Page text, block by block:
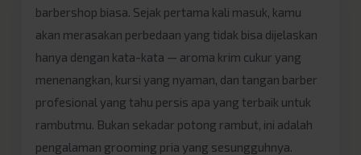
barbershop biasa. Sejak pertama kali masuk, kamu
akan merasakan perbedaan yang tidak bisa dijelaskan
hanya dengan kata-kata — aroma krim cukur yang
menenangkan, kursi yang nyaman, dan tangan barber
profesional yang tahu persis apa yang terbaik untuk
rambutmu. Bukan sekadar potong rambut, ini adalah
pengalaman grooming pria yang sesungguhnya.